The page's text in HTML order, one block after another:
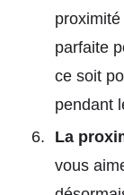
parfaite
ce soit
pendant
La
vous